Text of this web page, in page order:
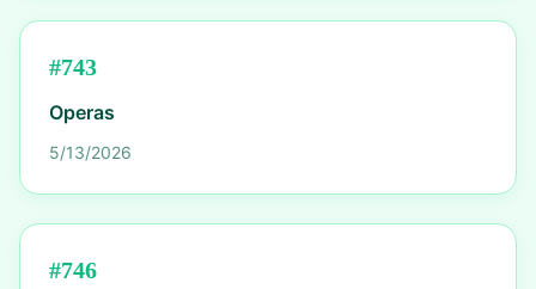
#743
Operas
5/13/2026
#746